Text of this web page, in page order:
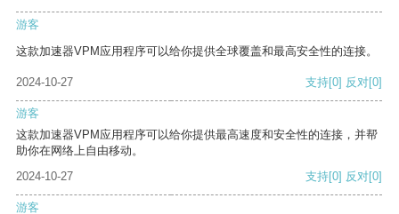
游客
这款加速器VPM应用程序可以给你提供全球覆盖和最高安全性的连接。
2024-10-27 支持[0] 反对[0]
游客
这款加速器VPM应用程序可以给你提供最高速度和安全性的连接，并帮
助你在网络上自由移动。
2024-10-27
支持[0] 反对[0]
游客